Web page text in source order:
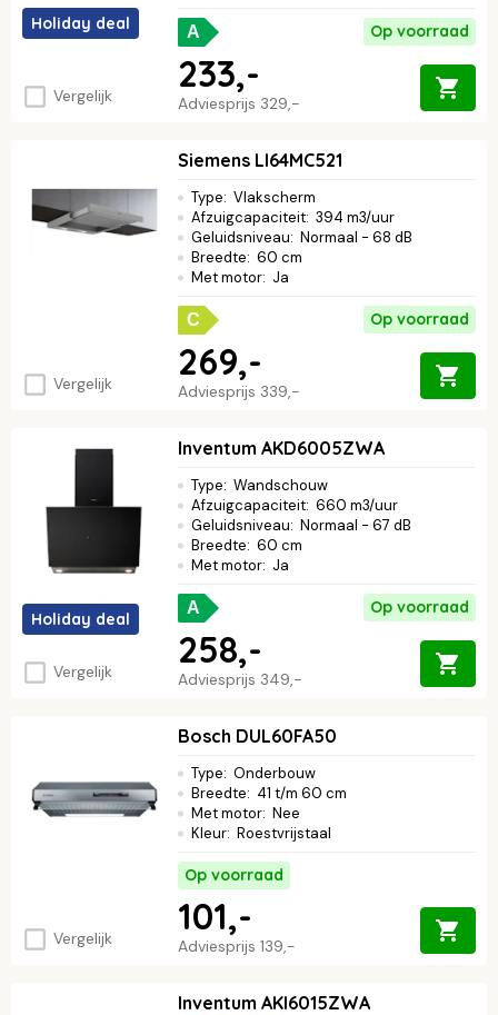
Holiday deal
Vergelijk
A Op voorraad
Adviesprijs 329,-
233,-
Vergelijk
Siemens LI64MC521
Type: Vlakscherm
Afzuigcapaciteit: 394 m3/uur
Geluidsniveau: Normaal - 68 dB
Breedte: 60 cm
Met motor: Ja
C Op voorraad
Adviesprijs 339,-
269,-
Holiday deal
Vergelijk
Inventum AKD6005ZWA
Type: Wandschouw
Afzuigcapaciteit: 660 m3/uur
Geluidsniveau: Normaal - 67 dB
Breedte: 60 cm
Met motor: Ja
A Op voorraad
Adviesprijs 349,-
258,-
Vergelijk
Bosch DUL60FA50
Type: Onderbouw
Breedte: 41 t/m 60 cm
Met motor: Nee
Kleur: Roestvrijstaal
Op voorraad
Adviesprijs 139,-
101,-
Inventum AKI6015ZWA